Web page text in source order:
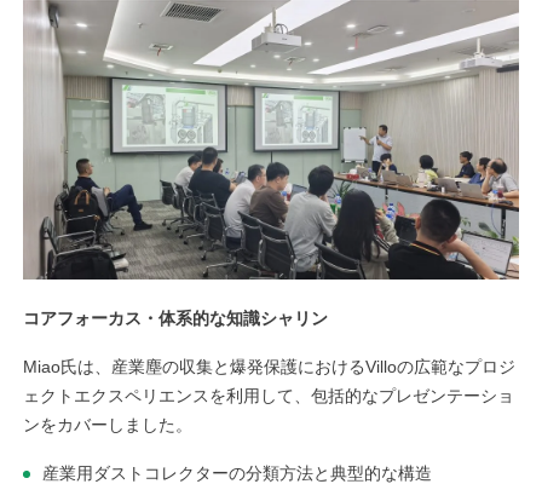
コアフォーカス・体系的な知識シャリン
Miao氏は、産業塵の収集と爆発保護におけるVilloの広範なプロジ
ェクトエクスペリエンスを利用して、包括的なプレゼンテーショ
ンをカバーしました。
産業用ダストコレクターの分類方法と典型的な構造